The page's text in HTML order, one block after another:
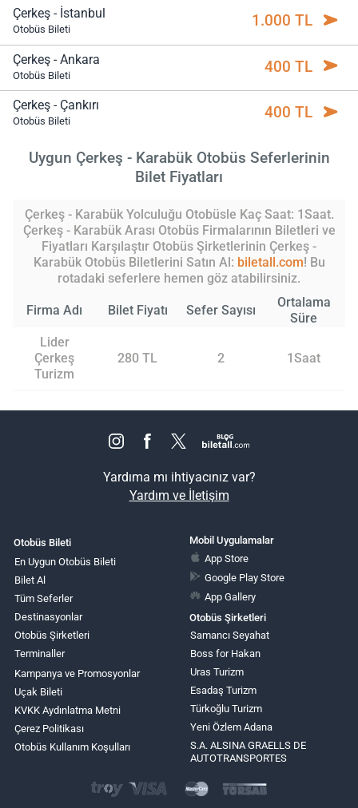
Çerkeş - İstanbul
Otobüs Bileti 1.000 TL
Çerkeş - Ankara
Otobüs Bileti 400 TL
Çerkeş - Çankırı
Otobüs Bileti 400 TL
Uygun Çerkeş - Karabük Otobüs Seferlerinin
Bilet Fiyatları
Çerkeş - Karabük Yolculuğu Otobüsle Kaç Saat: 1Saat.
Çerkeş - Karabük Arası Otobüs Firmalarının Biletleri ve
Fiyatları Karşılaştır Otobüs Şirketlerinin Çerkeş -
Karabük Otobüs Biletlerini Satın Al: biletall.com! Bu
rotadaki seferlere hemen göz atabilirsiniz.
Firma Adı Bilet Fiyatı Sefer Sayısı
Ortalama
Süre
Lider
Çerkeş
Turizm
280 TL 2 1Saat
Yardıma mı ihtiyacınız var?
Yardım ve İletişim
Otobüs Bileti
En Uygun Otobüs Bileti
Bilet Al
Tüm Seferler
Destinasyonlar
Otobüs Şirketleri
Terminaller
Kampanya ve Promosyonlar
Uçak Bileti
KVKK Aydınlatma Metni
Çerez Politikası
Otobüs Kullanım Koşulları
Mobil Uygulamalar
App Store
Google Play Store
App Gallery
Otobüs Şirketleri
Samancı Seyahat
Boss for Hakan
Uras Turizm
Esadaş Turizm
Türkoğlu Turizm
Yeni Özlem Adana
S.A. ALSINA GRAELLS DE
AUTOTRANSPORTES